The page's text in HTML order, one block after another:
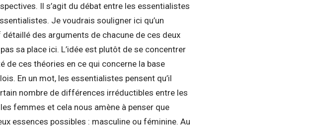
Il s’agit du débat entre les essentialistes
Je voudrais souligner ici qu’un
des arguments de chacune de ces deux
pas sa place ici. L’idée est plutôt de se concentrer
de ces théories en ce qui concerne la base
En un mot, les essentialistes pensent qu’il
nombre de différences irréductibles entre les
femmes et cela nous amène à penser que
essences possibles : masculine ou féminine. Au